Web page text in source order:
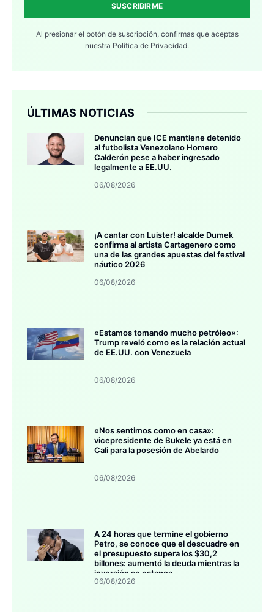
SUSCRIBIRME
Al presionar el botón de suscripción, confirmas que aceptas
nuestra Política de Privacidad.
ÚLTIMAS NOTICIAS
Denuncian que ICE mantiene detenido
al futbolista Venezolano Homero
Calderón pese a haber ingresado
legalmente a EE.UU.
06/08/2026
¡A cantar con Luister! alcalde Dumek
confirma al artista Cartagenero como
una de las grandes apuestas del festival
náutico 2026
06/08/2026
«Estamos tomando mucho petróleo»:
Trump reveló como es la relación actual
de EE.UU. con Venezuela
06/08/2026
«Nos sentimos como en casa»:
vicepresidente de Bukele ya está en
Cali para la posesión de Abelardo
06/08/2026
A 24 horas que termine el gobierno
Petro, se conoce que el descuadre en
el presupuesto supera los $30,2
billones: aumentó la deuda mientras la
inversión se estanca
06/08/2026